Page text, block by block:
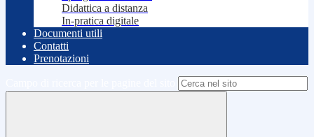
Didattica a distanza
In-pratica digitale
Documenti utili
Contatti
Prenotazioni